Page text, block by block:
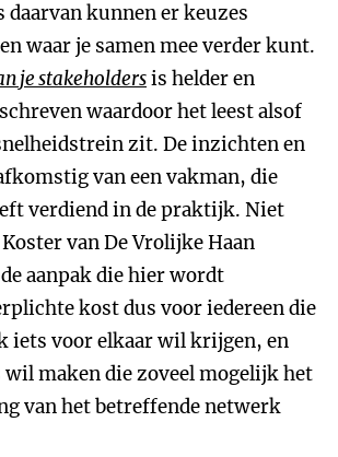
daarvan kunnen er keuzes
waar je samen mee verder kunt.
je stakeholdersis helder en
waardoor het leest alsof
zit. De inzichten en
van een vakman, die
verdiend in de praktijk. Niet
van De Vrolijke Haan
aanpak die hier wordt
kost dus voor iedereen die
iets voor elkaar wil krijgen, en
wil maken die zoveel mogelijk het
van het betreffende netwerk